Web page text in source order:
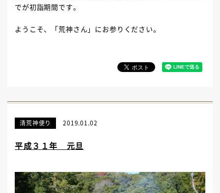
でが初詣期間です。
ようこそ、「荒神さん」にお参りください。
清荒神便り 2019.01.02
平成３１年 元旦